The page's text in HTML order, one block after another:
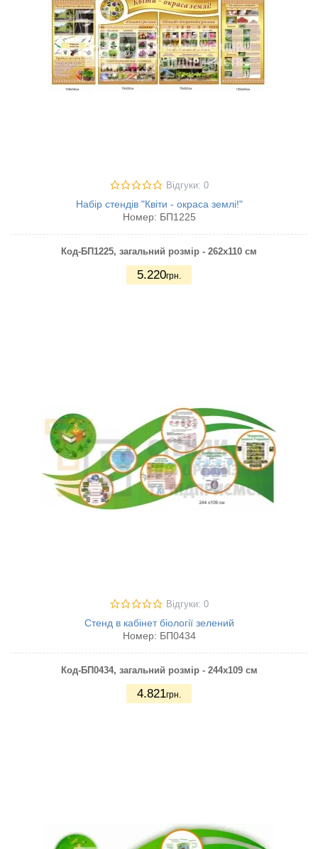
Відгуки: 0
Набір стендів "Квіти - окраса землі!"
Номер: БП1225
Код-БП1225, загальний розмір - 262х110 см
5.220грн.
Відгуки: 0
Стенд в кабінет біології зелений
Номер: БП0434
Код-БП0434, загальний розмір - 244х109 см
4.821грн.